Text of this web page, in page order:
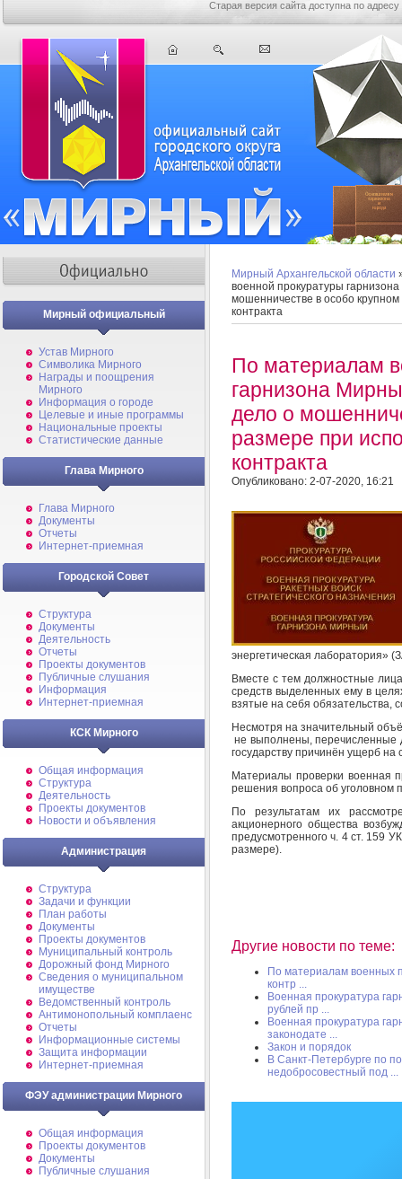
Старая версия сайта доступна по адресу
Мирный официальный
Устав Мирного
Символика Мирного
Награды и поощрения
Мирного
Информация о городе
Целевые и иные программы
Национальные проекты
Статистические данные
Глава Мирного
Глава Мирного
Документы
Отчеты
Интернет-приемная
Городской Совет
Структура
Документы
Деятельность
Отчеты
Проекты документов
Публичные слушания
Информация
Интернет-приемная
КСК Мирного
Общая информация
Структура
Деятельность
Проекты документов
Новости и объявления
Администрация
Структура
Задачи и функции
План работы
Документы
Проекты документов
Муниципальный контроль
Дорожный фонд Мирного
Cведения о муниципальном
имуществе
Ведомственный контроль
Антимонопольный комплаенс
Отчеты
Информационные системы
Защита информации
Интернет-приемная
ФЭУ администрации Мирного
Общая информация
Проекты документов
Документы
Публичные слушания
Мирный Архангельской области
военной прокуратуры
мошенничестве в особо
контракта
По материалам
гарнизона
дело о
размере при
контракта
Опубликовано: 2-07-2020, 16:21
энергетическая лаборатория»
Вместе с тем должностные
средств выделенных ему в
взятые на себя обязательства,
Несмотря на значительный
не выполнены, перечисленные
государству причинён ущерб на
Материалы проверки военная
решения вопроса об уголовном
По результатам их
акционерного общества
предусмотренного ч. 4 ст. 159
размере).
Другие новости по теме:
По материалам военных
контр ...
Военная прокуратура
рублей пр ...
Военная прокуратура
законодате ...
Закон и порядок
В Санкт-Петербурге по
недобросовестный под ...